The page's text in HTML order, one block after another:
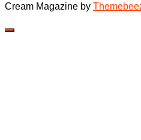
Cream Magazine by